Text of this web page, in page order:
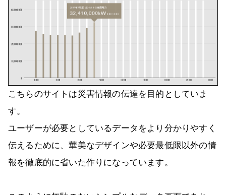
こちらのサイトは災害情報の伝達を目的としていま
す。
ユーザーが必要としているデータをより分かりやすく
伝えるために、華美なデザインや必要最低限以外の情
報を徹底的に省いた作りになっています。